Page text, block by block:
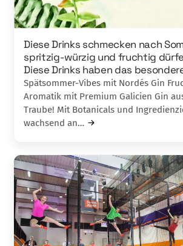
Diese Drinks schmecken nach
spritzig-würzig und fruchtig
Diese Drinks haben das
Spätsommer-Vibes mit Nordés Gin
Aromatik mit Premium Galicien Gin
Traube! Mit Botanicals und
wachsend an…